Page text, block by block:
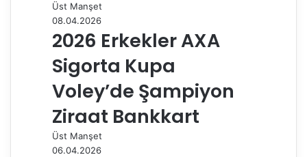
Üst Manşet
08.04.2026
2026 Erkekler AXA
Sigorta Kupa
Voley’de Şampiyon
Ziraat Bankkart
Üst Manşet
06.04.2026